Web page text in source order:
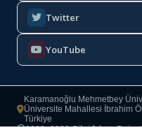
Twitter
YouTube
Karamanoğlu Mehmetbey
Üniversite Mahallesi İbrahim
Türkiye
2022–2026·Bilgi İşlem Daire